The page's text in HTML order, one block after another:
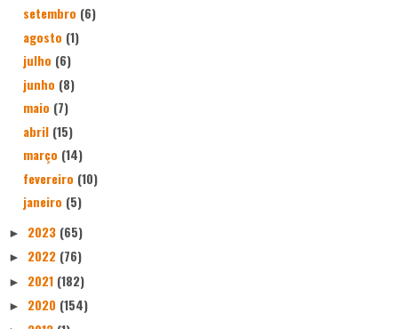
setembro (6)
agosto (1)
julho (6)
junho (8)
maio (7)
abril (15)
março (14)
fevereiro (10)
janeiro (5)
► 2023 (65)
► 2022 (76)
► 2021 (182)
► 2020 (154)